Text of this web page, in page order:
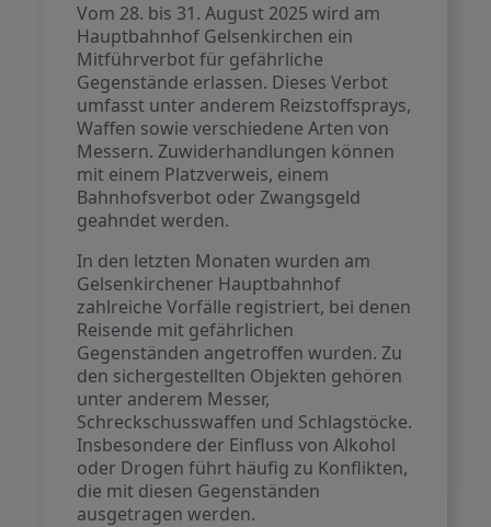
Vom 28. bis 31. August 2025 wird am
Hauptbahnhof Gelsenkirchen ein
Mitführverbot für gefährliche
Gegenstände erlassen. Dieses Verbot
umfasst unter anderem Reizstoffsprays,
Waffen sowie verschiedene Arten von
Messern. Zuwiderhandlungen können
mit einem Platzverweis, einem
Bahnhofsverbot oder Zwangsgeld
geahndet werden.
In den letzten Monaten wurden am
Gelsenkirchener Hauptbahnhof
zahlreiche Vorfälle registriert, bei denen
Reisende mit gefährlichen
Gegenständen angetroffen wurden. Zu
den sichergestellten Objekten gehören
unter anderem Messer,
Schreckschusswaffen und Schlagstöcke.
Insbesondere der Einfluss von Alkohol
oder Drogen führt häufig zu Konflikten,
die mit diesen Gegenständen
ausgetragen werden.